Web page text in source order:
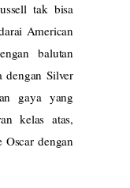
tak bisa
American
balutan
dengan Silver
gaya yang
kelas atas,
Oscar dengan